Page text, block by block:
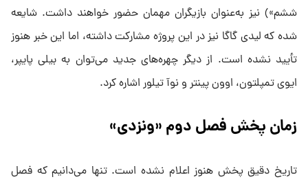
ششم») نیز به‌عنوان بازیگران مهمان حضور خواهند داشت. شایعه
شده که لیدی گاگا نیز در این پروژه مشارکت داشته، اما این خبر هنوز
تأیید نشده است. از دیگر چهره‌های جدید می‌توان به بیلی پایپر،
ایوی تمپلتون، اوون پینتر و نوآ تیلور اشاره کرد.
زمان پخش فصل دوم «ونزدی»
تاریخ دقیق پخش هنوز اعلام نشده است. تنها می‌دانیم که فصل